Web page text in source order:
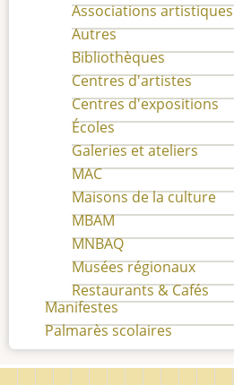
Associations artistiques
Autres
Bibliothèques
Centres d'artistes
Centres d'expositions
Écoles
Galeries et ateliers
MAC
Maisons de la culture
MBAM
MNBAQ
Musées régionaux
Restaurants & Cafés
Manifestes
Palmarès scolaires